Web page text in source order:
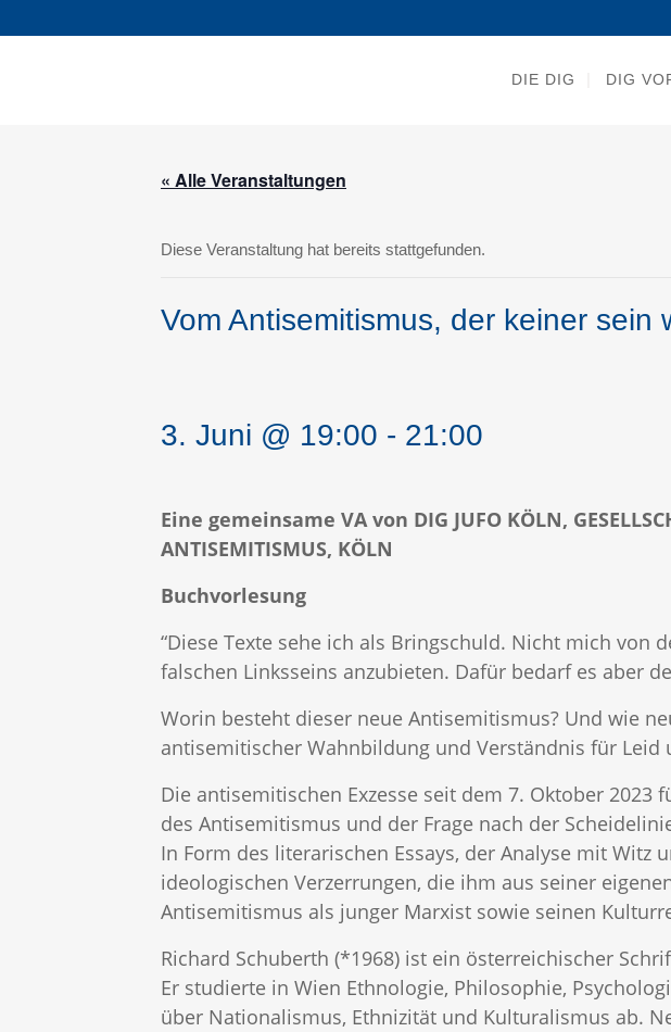
DIE DIG DIG
« Alle Veranstaltungen
Diese Veranstaltung hat bereits stattgefunden.
Vom Antisemitismus, der keiner sein
3. Juni @ 19:00 - 21:00
Eine gemeinsame VA von DIG JUFO KÖLN,
ANTISEMITISMUS, KÖLN
Buchvorlesung
“Diese Texte sehe ich als Bringschuld. Nicht mich von
falschen Linksseins anzubieten. Dafür bedarf es aber
Worin besteht dieser neue Antisemitismus? Und wie
antisemitischer Wahnbildung und Verständnis für
Die antisemitischen Exzesse seit dem 7. Oktober
des Antisemitismus und der Frage nach der
In Form des literarischen Essays, der Analyse mit
ideologischen Verzerrungen, die ihm aus seiner
Antisemitismus als junger Marxist sowie seinen
Richard Schuberth (*1968) ist ein österreichischer
Er studierte in Wien Ethnologie, Philosophie,
über Nationalismus, Ethnizität und Kulturalismus ab.